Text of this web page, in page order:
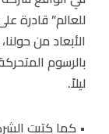
للعالم” قادرة
الأبعاد من
بالرسوم
ليلاً.
• كما كتبت